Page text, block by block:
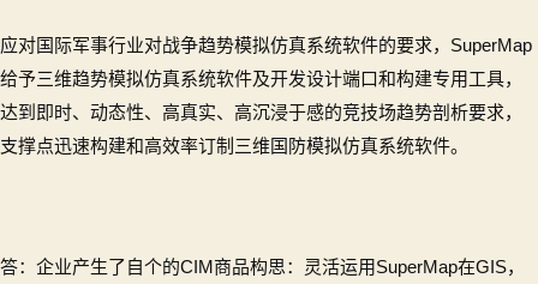
应对国际军事行业对战争趋势模拟仿真系统软件的要求，SuperMap
给予三维趋势模拟仿真系统软件及开发设计端口和构建专用工具，
达到即时、动态性、高真实、高沉浸于感的竞技场趋势剖析要求，
支撑点迅速构建和高效率订制三维国防模拟仿真系统软件。
答：企业产生了自个的CIM商品构思：灵活运用SuperMap在GIS，